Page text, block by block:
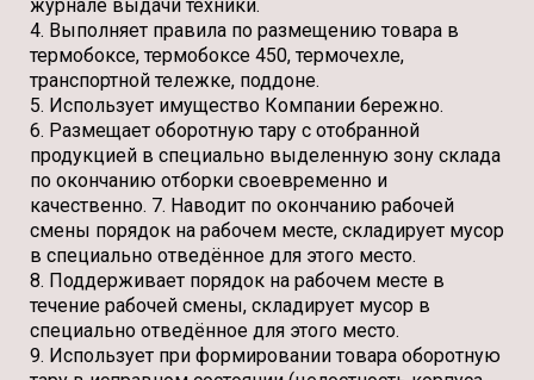
журнале выдачи техники.
4. Выполняет правила по размещению товара в
термобоксе, термобоксе 450, термочехле,
транспортной тележке, поддоне.
5. Использует имущество Компании бережно.
6. Размещает оборотную тару с отобранной
продукцией в специально выделенную зону склада
по окончанию отборки своевременно и
качественно. 7. Наводит по окончанию рабочей
смены порядок на рабочем месте, складирует мусор
в специально отведённое для этого место.
8. Поддерживает порядок на рабочем месте в
течение рабочей смены, складирует мусор в
специально отведённое для этого место.
9. Использует при формировании товара оборотную